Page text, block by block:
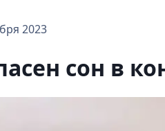
2023
сон в